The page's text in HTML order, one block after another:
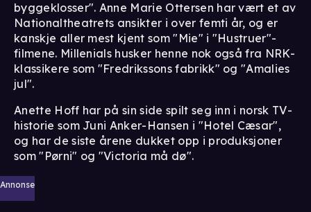
byggeklosser". Anne Marie Ottersen har vært et av
Nationaltheatrets ansikter i over femti år, og er
kanskje aller mest kjent som "Mie" i "Hustruer"-
filmene. Millenials husker henne nok også fra NRK-
klassikere som "Fredrikssons fabrikk" og "Amalies
jul".
Anette Hoff har på sin side spilt seg inn i norsk TV-
historie som Juni Anker-Hansen i "Hotel Cæsar",
og har de siste årene dukket opp i produksjoner
som "Pørni" og "Victoria må dø".
Annonse